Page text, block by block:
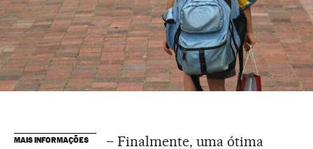
MAIS INFORMAÇÕES
– Finalmente, uma ótima